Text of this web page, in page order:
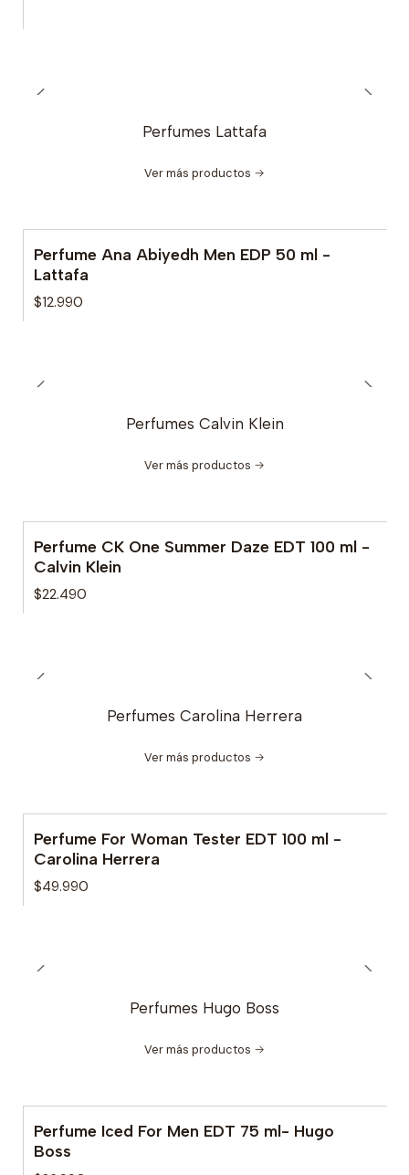
Perfumes Lattafa
Ver más productos
Perfume Ana Abiyedh Men EDP 50 ml -
Lattafa
$12.990
Perfumes Calvin Klein
Ver más productos
No disponible
Perfume CK One Summer Daze EDT 100 ml -
Calvin Klein
$22.490
Perfumes Carolina Herrera
Ver más productos
Agotado
Perfume For Woman Tester EDT 100 ml -
Carolina Herrera
$49.990
Perfumes Hugo Boss
Ver más productos
Perfume Iced For Men EDT 75 ml- Hugo
Boss